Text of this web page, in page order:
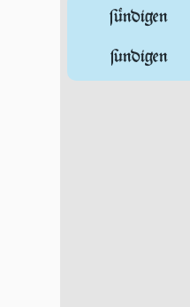
ſündigen
ſundigen